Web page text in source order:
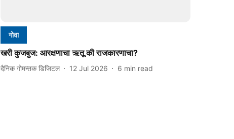
गोवा
खरी कुजबुज: आरक्षणाचा ऋतू की राजकारणाचा?
दैनिक गोमन्तक डिजिटल 12 Jul 2026 6 min read